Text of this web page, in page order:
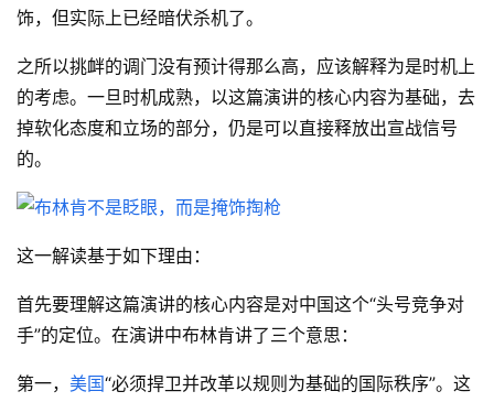
饰，但实际上已经暗伏杀机了。
之所以挑衅的调门没有预计得那么高，应该解释为是时机上
的考虑。一旦时机成熟，以这篇演讲的核心内容为基础，去
掉软化态度和立场的部分，仍是可以直接释放出宣战信号
的。
这一解读基于如下理由：
首先要理解这篇演讲的核心内容是对中国这个“头号竞争对
手”的定位。在演讲中布林肯讲了三个意思：
第一， 美国“必须捍卫并改革以规则为基础的国际秩序”。这